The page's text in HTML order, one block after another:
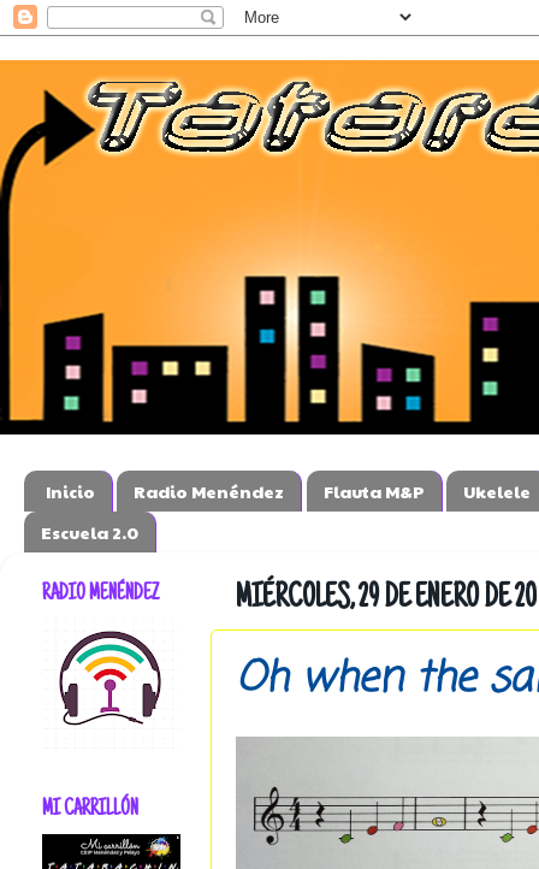
Inicio Radio Menéndez Flauta M&P
Ukelele
Escuela 2.0
MIÉRCOLES, 29 DE ENERO DE
Oh when the
RADIO MENÉNDEZ
MI CARRILLÓN